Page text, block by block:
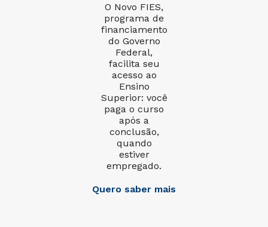
O Novo FIES,
programa de
financiamento
do Governo
Federal,
facilita seu
acesso ao
Ensino
Superior: você
paga o curso
após a
conclusão,
quando
estiver
empregado.
Quero saber mais